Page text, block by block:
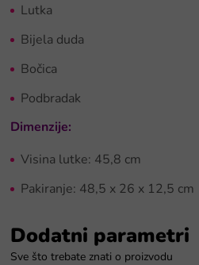
Lutka
Bijela duda
Bočica
Podbradak
Dimenzije:
Visina lutke: 45,8 cm
Pakiranje: 48,5 x 26 x 12,5 cm
Dodatni parametri